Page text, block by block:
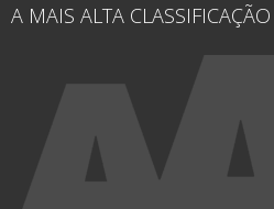
A MAIS ALTA